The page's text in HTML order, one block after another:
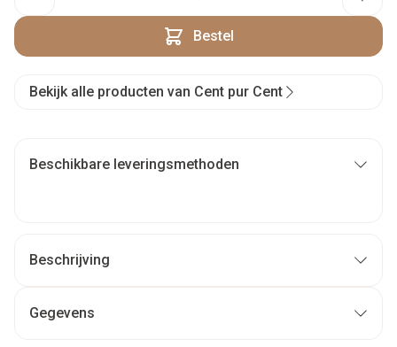
Bestel
Bekijk alle producten van Cent pur Cent
Beschikbare leveringsmethoden
Beschrijving
Gegevens